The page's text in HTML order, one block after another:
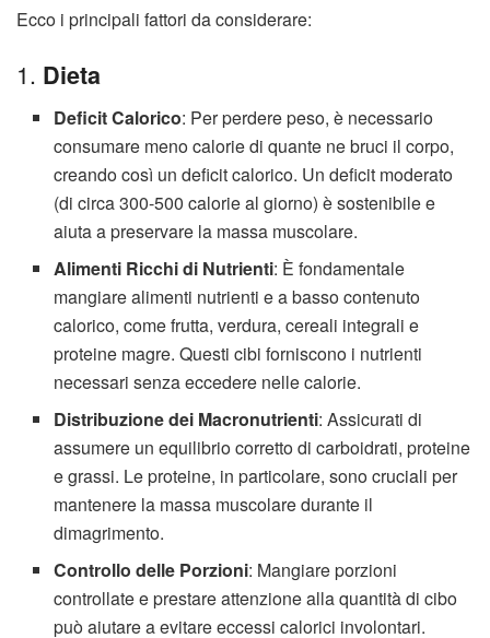
Ecco i principali fattori da considerare:
1. Dieta
Deficit Calorico: Per perdere peso, è necessario
consumare meno calorie di quante ne bruci il corpo,
creando così un deficit calorico. Un deficit moderato
(di circa 300-500 calorie al giorno) è sostenibile e
aiuta a preservare la massa muscolare.
Alimenti Ricchi di Nutrienti: È fondamentale
mangiare alimenti nutrienti e a basso contenuto
calorico, come frutta, verdura, cereali integrali e
proteine magre. Questi cibi forniscono i nutrienti
necessari senza eccedere nelle calorie.
Distribuzione dei Macronutrienti: Assicurati di
assumere un equilibrio corretto di carboidrati, proteine
e grassi. Le proteine, in particolare, sono cruciali per
mantenere la massa muscolare durante il
dimagrimento.
Controllo delle Porzioni: Mangiare porzioni
controllate e prestare attenzione alla quantità di cibo
può aiutare a evitare eccessi calorici involontari.